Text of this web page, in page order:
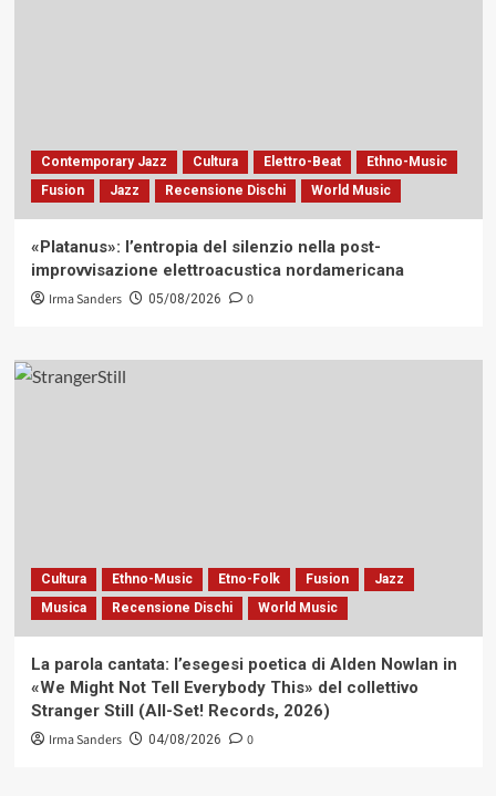
Contemporary Jazz Cultura Elettro-Beat
Ethno-Music
Fusion
Jazz Recensione Dischi World Music
«Platanus»: l’entropia del silenzio nella post-
improvvisazione elettroacustica nordamericana
Irma Sanders 05/08/2026 0
Cultura Ethno-Music Etno-Folk Fusion
Jazz
Musica
Recensione Dischi World Music
La parola cantata: l’esegesi poetica di Alden Nowlan in
«We Might Not Tell Everybody This» del collettivo
Stranger Still (All-Set! Records, 2026)
Irma Sanders 04/08/2026 0